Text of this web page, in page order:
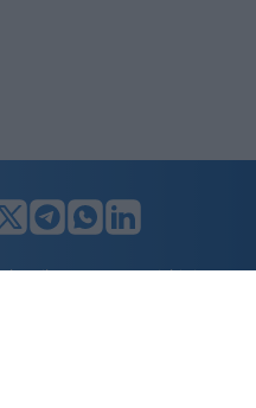
Milano, Largo F. Richini, 2/A,